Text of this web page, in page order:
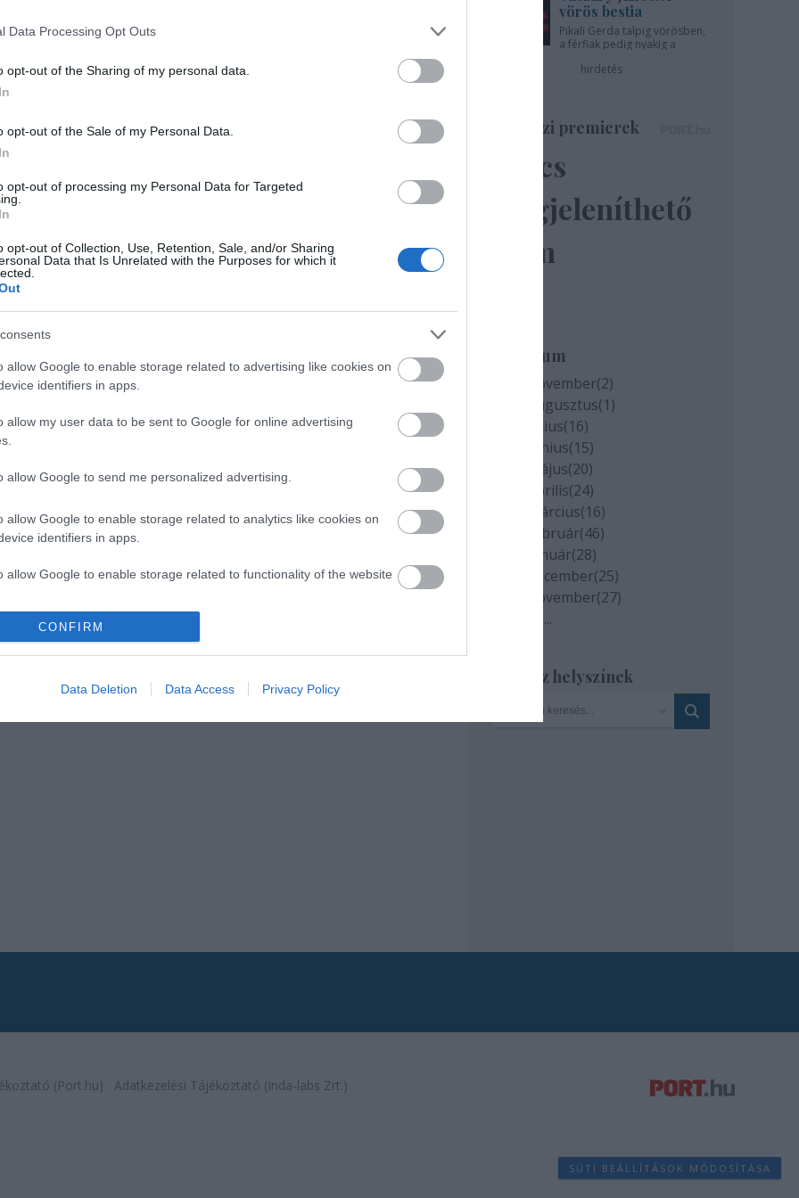
Data Processing Opt Outs
opt-out of the Sharing of my personal data.
opt-out of the Sale of my Personal Data.
opt-out of processing my Personal Data for Targeted
opt-out of Collection, Use, Retention, Sale, and/or Sharing
Data that Is Unrelated with the Purposes for which it
allow Google to enable storage related to advertising like cookies on
identifiers in apps.
allow my user data to be sent to Google for online advertising
allow Google to send me personalized advertising.
allow Google to enable storage related to analytics like cookies on
identifiers in apps.
allow Google to enable storage related to functionality of the website
allow Google to enable storage related to personalization.
functionality and fraud prevention, and other user protection.
CONFIRM
Data Deletion Data Access Privacy Policy
1.Nyílt nap
küldendő jelentkezési lap határideje
www.tanc.org.hu
50 –
és
Új bemutatóra készül a
a blog szerkesztőjéhez. Részletek a
Felhasználási feltételekben
vörös bestia
Pikali Gerda talpig vörösben,
a férfiak pedig nyakig a
hirdetés
Színházi premierek
Nincs
megjeleníthető
elem
Archívum
2020 november(2)
2020 augusztus(1)
2020 július(16)
2020 június(15)
2020 május(20)
2020 április(24)
2020 március(16)
2020 február(46)
2020 január(28)
2019 december(25)
2019 november(27)
...
Szinház helyszínek
(Port.hu) Adatkezelési Tájékoztató (Inda-labs Zrt.)
SÜTI BEÁLLÍTÁSOK MÓDOSÍTÁSA